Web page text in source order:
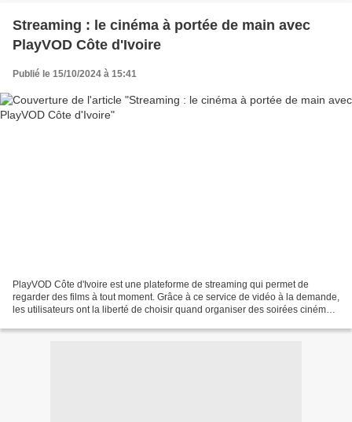
Streaming : le cinéma à portée de main avec
PlayVOD Côte d'Ivoire
Publié le 15/10/2024 à 15:41
PlayVOD Côte d'Ivoire est une plateforme de streaming qui permet de
regarder des films à tout moment. Grâce à ce service de vidéo à la demande,
les utilisateurs ont la liberté de choisir quand organiser des soirées cinéma.